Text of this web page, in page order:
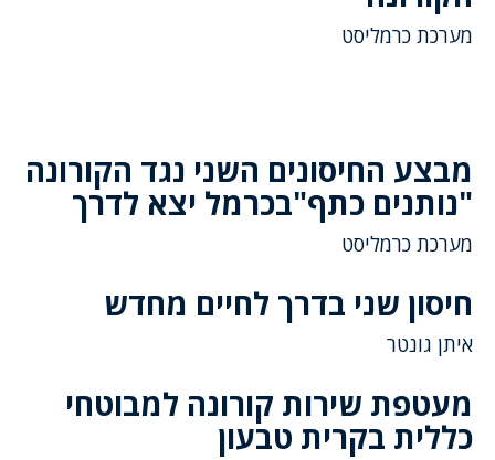
מערכת כרמליסט
מבצע החיסונים השני נגד הקורונה
"נותנים כתף"בכרמל יצא לדרך
מערכת כרמליסט
חיסון שני בדרך לחיים מחדש
איתן גונטר
מעטפת שירות קורונה למבוטחי
כללית בקרית טבעון